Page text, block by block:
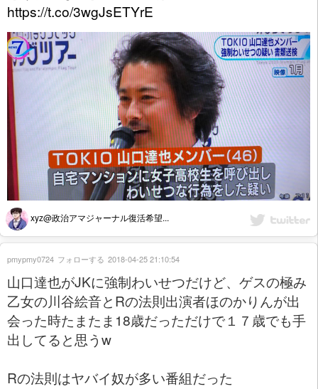
https://t.co/3wgJsETYrE
xyz@政治アマジャーナル復活希望...
山口達也がJKに強制わいせつだけど、ゲスの極み
乙女の川谷絵音とRの法則出演者ほのかりんが出
会った時たまたま18歳だっただけで１７歳でも手
出してると思うw
Rの法則はヤバイ奴が多い番組だった
pmypmy0724 フォローする 2018-04-25 21:10:54